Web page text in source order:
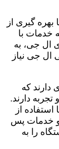
بهره گیری از
خدمات با
ال جی، به
ال جی نیاز
دارند که
دارند.
از
و خدمات پس
را به